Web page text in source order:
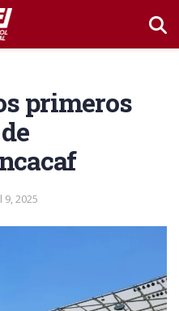
primeros
9, 2025